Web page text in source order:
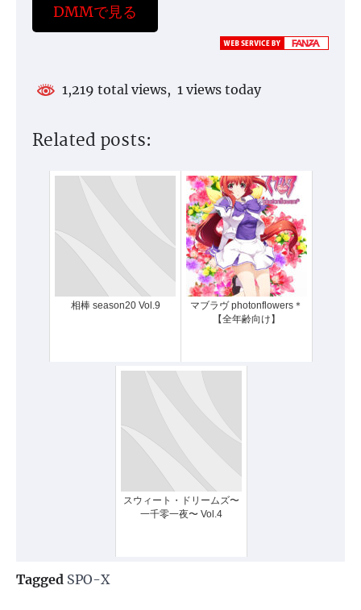
DMMで見る
1,219 total views, 1 views today
Related posts:
相棒 season20 Vol.9
マブラヴ photonflowers＊
【全年齢向け】
スウィート・ドリームズ〜
一千零一夜〜 Vol.4
Tagged SPO-X